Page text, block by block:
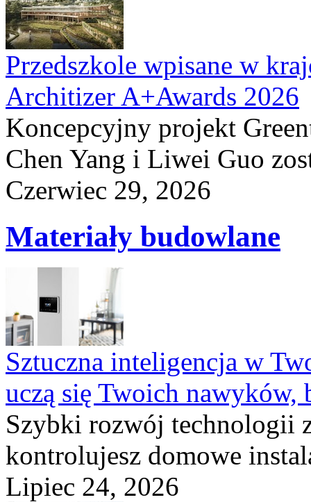
Przedszkole wpisane w
Architizer A+Awards 2026
Koncepcyjny projekt
Chen Yang i Liwei Guo
Czerwiec 29, 2026
Materiały budowlane
Sztuczna inteligencja w
uczą się Twoich nawyków,
Szybki rozwój technologii
kontrolujesz domowe
Lipiec 24, 2026